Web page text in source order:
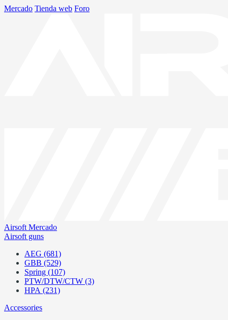
Mercado Tienda web Foro
Airsoft Mercado
Airsoft guns
AEG (681)
GBB (529)
Spring (107)
PTW/DTW/CTW (3)
HPA (231)
Accessories